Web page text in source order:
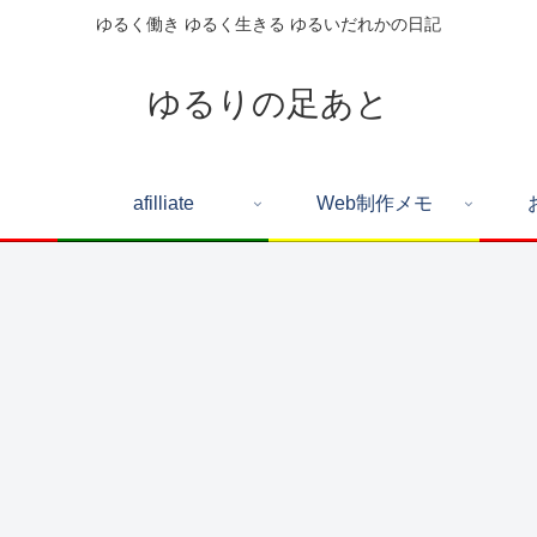
ゆるく働き ゆるく生きる ゆるいだれかの日記
ゆるりの足あと
afilliate Web制作メモ